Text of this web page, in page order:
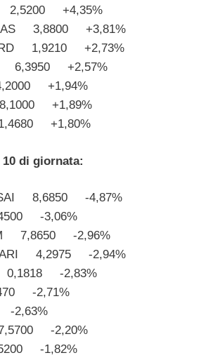
2,5200 +4,35%
3,8800 +3,81%
1,9210 +2,73%
6,3950 +2,57%
+1,94%
+1,89%
+1,80%
di giornata:
SAI 8,6850 -4,87%
-3,06%
7,8650 -2,96%
4,2975 -2,94%
0,1818 -2,83%
-2,71%
2,63%
-2,20%
-1,82%